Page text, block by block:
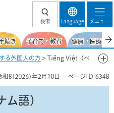
検索 Language メニュー
続き 子育て・教育 健康・医療・
る外国人の方 > Tiếng Việt（ベ
和8(2026)年2月10日 ページID 6348
語）